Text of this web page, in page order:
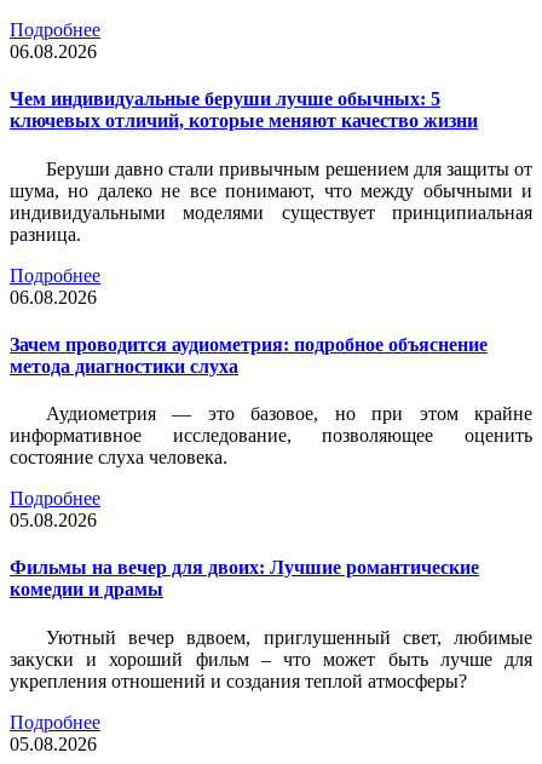
Подробнее
06.08.2026
Чем индивидуальные беруши лучше обычных: 5
ключевых отличий, которые меняют качество жизни
Беруши давно стали привычным решением для защиты от
шума, но далеко не все понимают, что между обычными и
индивидуальными моделями существует принципиальная
разница.
Подробнее
06.08.2026
Зачем проводится аудиометрия: подробное объяснение
метода диагностики слуха
Аудиометрия — это базовое, но при этом крайне
информативное исследование, позволяющее оценить
состояние слуха человека.
Подробнее
05.08.2026
Фильмы на вечер для двоих: Лучшие романтические
комедии и драмы
Уютный вечер вдвоем, приглушенный свет, любимые
закуски и хороший фильм – что может быть лучше для
укрепления отношений и создания теплой атмосферы?
Подробнее
05.08.2026